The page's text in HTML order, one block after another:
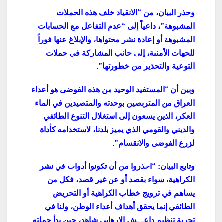
وحذر البيان، من “الانقياد خلف هذه الحملات
المشبوهة”، داعياً إلى “عدم التفاعل مع الحسابات
المشبوهة أو إعادة نشر محتواها، والإبلاغ عنها فوراً
للجهات الأمنية، إلى جانب المشاركة في حملات
التوعية والتحذير من خطورتها”.
وبين أن “المستفيد الوحيد من هذه الفوضى هو أعداء
العراق من المتربصين بوحدته والمتصيدين في الماء
العكر، الذين يسعون إلى استغلال التنوع الطائفي
والديني والقومي الذي يميز بلدنا، لاستخدامه كأداة
لزرع الفوضى والانقسام”.
وتابع البيان: “احذروا من أن تكونوا أدوات في نشر
الكراهية، سواء بقصد أو عن غير قصد، فكل من
يساهم في ترويج خطاب الكراهية أو التحريض
الطائفي إنما يحقق أهداف أعداء الوطن، ولنا في
تجربة تنظيم داعـ.ـش الإرهابي شاهد، حين بدأ حملته